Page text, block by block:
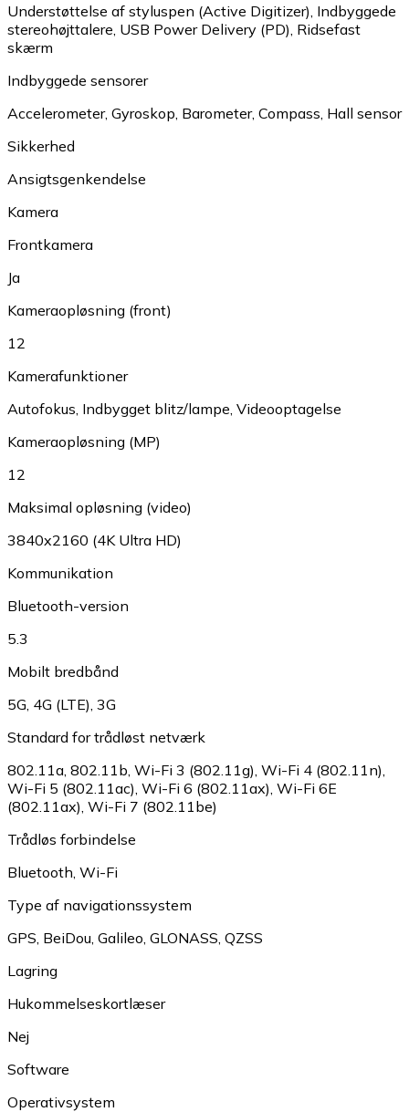
Understøttelse af styluspen (Active Digitizer) Indbyggede
stereohøjttalere USB Power Delivery (PD) Ridsefast
skærm
Indbyggede sensorer
Accelerometer, Gyroskop Barometer, Compass Hall sensor
Sikkerhed
Ansigtsgenkendelse
Kamera
Frontkamera
Ja
Kameraopløsning (front)
12
Kamerafunktioner
Autofokus Indbygget blitz/lampe Videooptagelse
Kameraopløsning (MP)
12
Maksimal opløsning (video)
3840x2160 (4K Ultra HD)
Kommunikation
Bluetooth-version
5.3
Mobilt bredbånd
5G 4G (LTE) 3G
Standard for trådløst netværk
802.11a 802.11b Wi-Fi 3 (802.11g) Wi-Fi 4 (802.11n)
Wi-Fi 5 (802.11ac) Wi-Fi 6 (802.11ax) Wi-Fi 6E
(802.11ax) Wi-Fi 7 (802.11be)
Trådløs forbindelse
Bluetooth Wi-Fi
Type af navigationssystem
GPS BeiDou Galileo GLONASS QZSS
Lagring
Hukommelseskortlæser
Nej
Software
Operativsystem